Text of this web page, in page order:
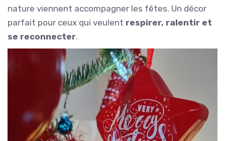
nature viennent accompagner les fêtes. Un décor
parfait pour ceux qui veulent respirer, ralentir et
se reconnecter.